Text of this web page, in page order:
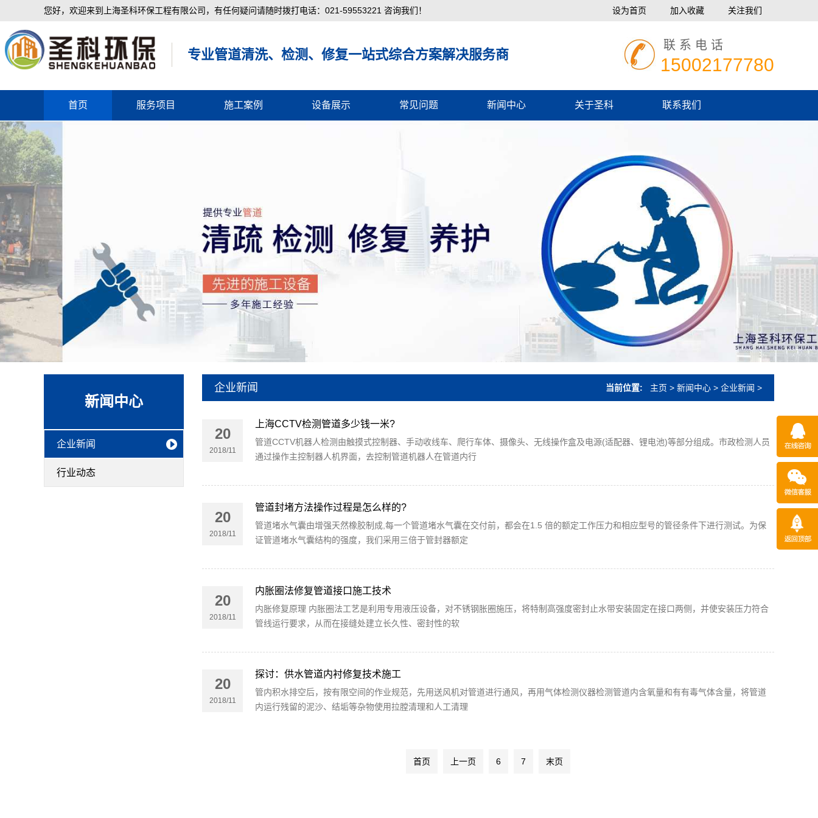
您好，欢迎来到上海圣科环保工程有限公司，有任何疑问请随时拨打电话：021-59553221 咨询我们！ 设为首页 加入收藏 关注我们
专业管道清洗、检测、修复一站式综合方案解决服务商
联系电话
15002177780
首页 服务项目 施工案例 设备展示 常见问题 新闻中心 关于圣科 联系我们
新闻中心
企业新闻
行业动态
企业新闻 当前位置: 主页 > 新闻中心 > 企业新闻 >
20
2018/11
上海CCTV检测管道多少钱一米?
管道CCTV机器人检测由触摸式控制器、手动收线车、爬行车体、摄像头、无线操作盒及电源(适配器、锂电池)等部分组成。市政检测人员
通过操作主控制器人机界面，去控制管道机器人在管道内行
20
2018/11
管道封堵方法操作过程是怎么样的?
管道堵水气囊由增强天然橡胶制成,每一个管道堵水气囊在交付前，都会在1.5 倍的额定工作压力和相应型号的管径条件下进行测试。为保
证管道堵水气囊结构的强度，我们采用三倍于管封器额定
20
2018/11
内胀圈法修复管道接口施工技术
内胀修复原理 内胀圈法工艺是利用专用液压设备，对不锈钢胀圈施压，将特制高强度密封止水带安装固定在接口两侧，并使安装压力符合
管线运行要求，从而在接缝处建立长久性、密封性的软
20
2018/11
探讨：供水管道内衬修复技术施工
管内积水排空后，按有限空间的作业规范，先用送风机对管道进行通风，再用气体检测仪器检测管道内含氧量和有有毒气体含量，将管道
内运行残留的泥沙、结垢等杂物使用拉膛清理和人工清理
首页 上一页 6 7 末页